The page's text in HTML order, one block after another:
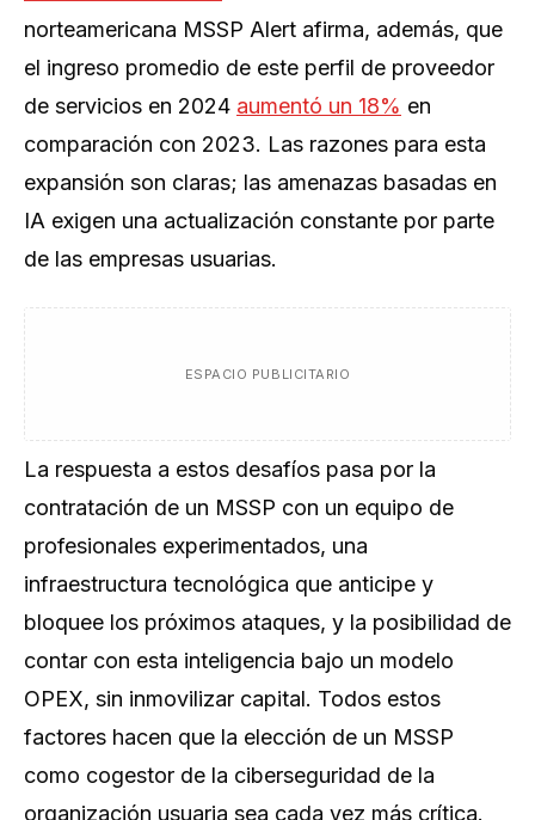
norteamericana MSSP Alert afirma, además, que
el ingreso promedio de este perfil de proveedor
de servicios en 2024 aumentó un 18% en
comparación con 2023. Las razones para esta
expansión son claras; las amenazas basadas en
IA exigen una actualización constante por parte
de las empresas usuarias.
ESPACIO PUBLICITARIO
La respuesta a estos desafíos pasa por la
contratación de un MSSP con un equipo de
profesionales experimentados, una
infraestructura tecnológica que anticipe y
bloquee los próximos ataques, y la posibilidad de
contar con esta inteligencia bajo un modelo
OPEX, sin inmovilizar capital. Todos estos
factores hacen que la elección de un MSSP
como cogestor de la ciberseguridad de la
organización usuaria sea cada vez más crítica.